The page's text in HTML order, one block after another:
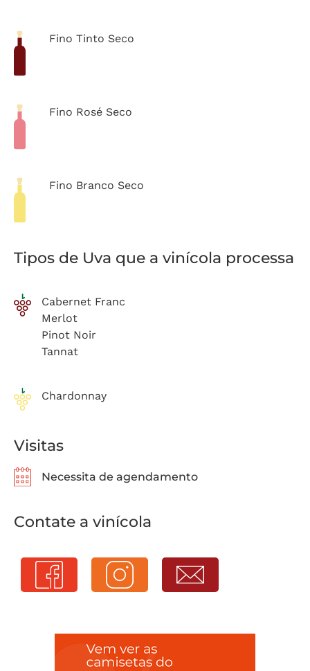
Fino Tinto Seco
Fino Rosé Seco
Fino Branco Seco
Tipos de Uva que a vinícola processa
Cabernet Franc
Merlot
Pinot Noir
Tannat
Chardonnay
Visitas
Necessita de agendamento
Contate a vinícola